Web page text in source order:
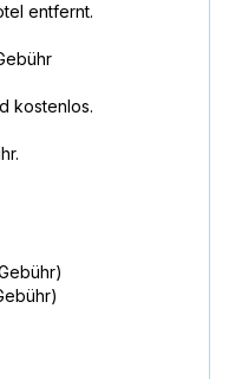
entfernt.
kostenlos.